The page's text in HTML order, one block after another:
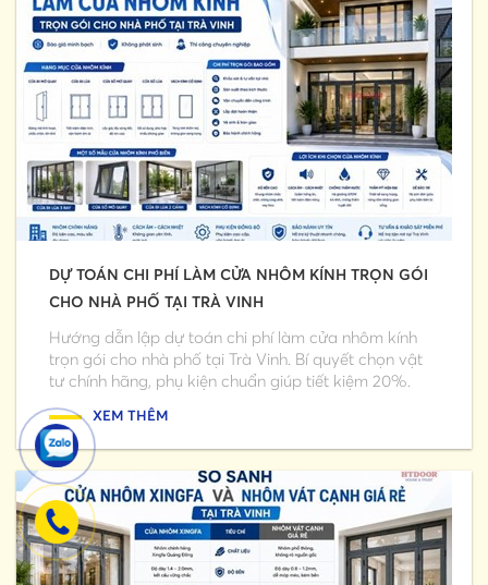
DỰ TOÁN CHI PHÍ LÀM CỬA NHÔM KÍNH TRỌN GÓI
CHO NHÀ PHỐ TẠI TRÀ VINH
Hướng dẫn lập dự toán chi phí làm cửa nhôm kính
trọn gói cho nhà phố tại Trà Vinh. Bí quyết chọn vật
tư chính hãng, phụ kiện chuẩn giúp tiết kiệm 20%.
XEM THÊM